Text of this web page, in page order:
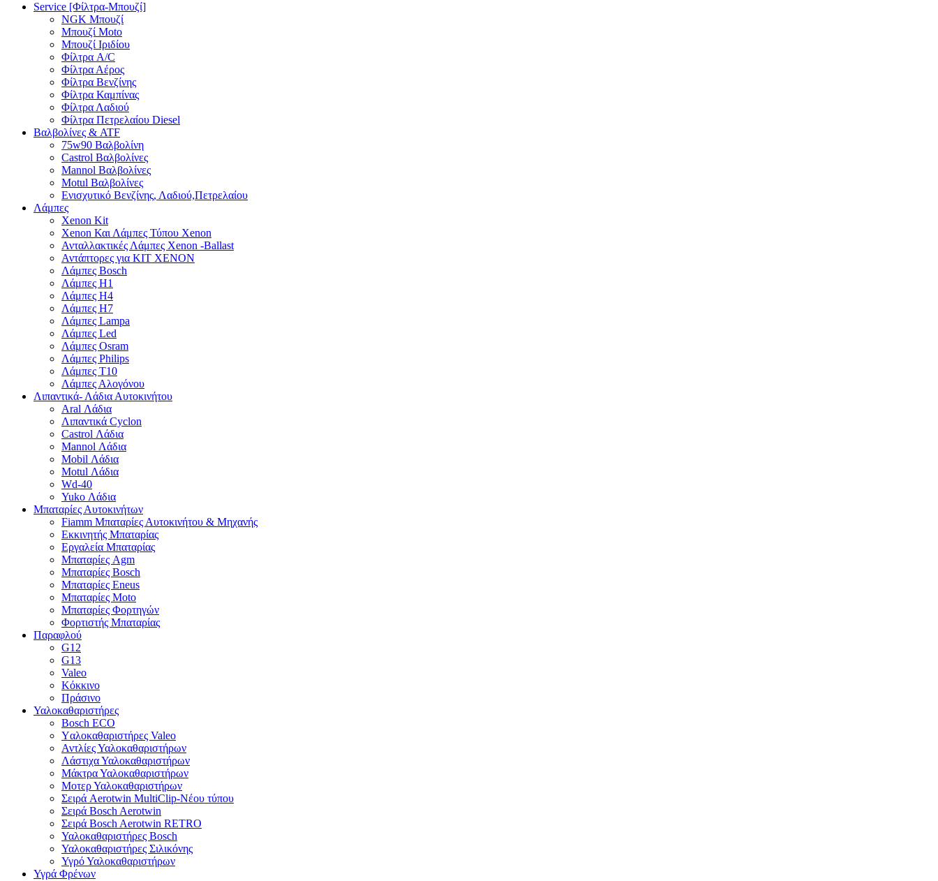
Service [Φίλτρα-Μπουζί]
NGK Μπουζί
Μπουζί Moto
Μπουζί Ιριδίου
Φίλτρα A/C
Φίλτρα Αέρος
Φίλτρα Βενζίνης
Φίλτρα Καμπίνας
Φίλτρα Λαδιού
Φίλτρα Πετρελαίου Diesel
Βαλβολίνες & ATF
75w90 Βαλβολίνη
Castrol Βαλβολίνες
Mannol Βαλβολίνες
Motul Βαλβολίνες
Ενισχυτικό Βενζίνης, Λαδιού,Πετρελαίου
Λάμπες
Xenon Kit
Xenon Και Λάμπες Τύπου Xenon
Ανταλλακτικές Λάμπες Xenon -Ballast
Αντάπτορες για ΚΙΤ ΧΕΝΟΝ
Λάμπες Bosch
Λάμπες H1
Λάμπες H4
Λάμπες H7
Λάμπες Lampa
Λάμπες Led
Λάμπες Osram
Λάμπες Philips
Λάμπες T10
Λάμπες Αλογόνου
Λιπαντικά- Λάδια Αυτοκινήτου
Aral Λάδια
Λιπαντικά Cyclon
Castrol Λάδια
Mannol Λάδια
Mobil Λάδια
Motul Λάδια
Wd-40
Yuko Λάδια
Μπαταρίες Αυτοκινήτων
Fiamm Μπαταρίες Αυτοκινήτου & Μηχανής
Εκκινητής Μπαταρίας
Εργαλεία Μπαταρίας
Μπαταρίες Agm
Μπαταρίες Bosch
Μπαταρίες Eneus
Μπαταρίες Moto
Μπαταρίες Φορτηγών
Φορτιστής Μπαταρίας
Παραφλού
G12
G13
Valeo
Κόκκινο
Πράσινο
Υαλοκαθαριστήρες
Bosch ECO
Yαλοκαθαριστήρες Valeo
Αντλίες Υαλοκαθαριστήρων
Λάστιχα Υαλοκαθαριστήρων
Μάκτρα Υαλοκαθαριστήρων
Μοτερ Υαλοκαθαριστήρων
Σειρά Aerotwin MultiClip-Νέου τύπου
Σειρά Bosch Aerotwin
Σειρά Bosch Aerotwin RETRO
Υαλοκαθαριστήρες Bosch
Υαλοκαθαριστήρες Σιλικόνης
Υγρό Υαλοκαθαριστήρων
Υγρά Φρένων